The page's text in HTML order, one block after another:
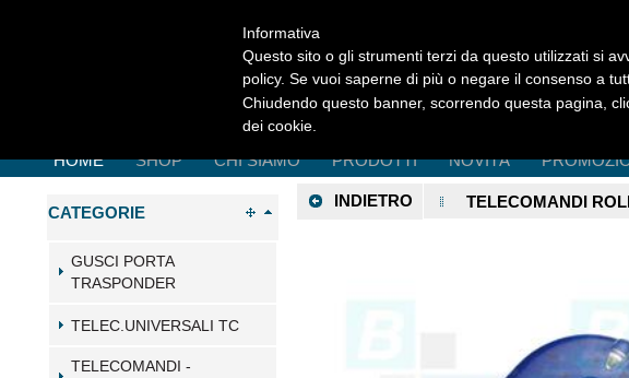
HOME SHOP CHI SIAMO PRODOTTI NOVITÀ
CATEGORIE
GUSCI PORTA
TRASPONDER
TELEC.UNIVERSALI TC
TELECOMANDI -
INDIETRO TELECOMANDI
Informativa
Questo sito o gli strumenti terzi da questo utilizzati si
policy. Se vuoi saperne di più o negare il consenso a
Chiudendo questo banner, scorrendo questa pagina,
dei cookie.